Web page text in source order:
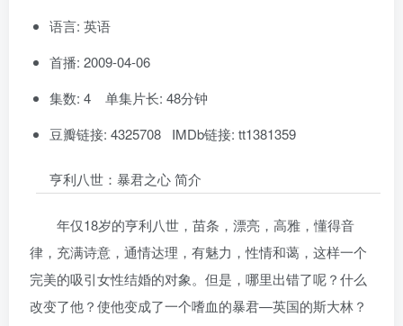
语言: 英语
首播: 2009-04-06
集数: 4 单集片长: 48分钟
豆瓣链接: 4325708 IMDb链接: tt1381359
亨利八世：暴君之心 简介
年仅18岁的亨利八世，苗条，漂亮，高雅，懂得音
律，充满诗意，通情达理，有魅力，性情和蔼，这样一个
完美的吸引女性结婚的对象。但是，哪里出错了呢？什么
改变了他？使他变成了一个嗜血的暴君—英国的斯大林？